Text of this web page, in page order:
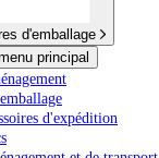
d'emballage
principal
d'expédition